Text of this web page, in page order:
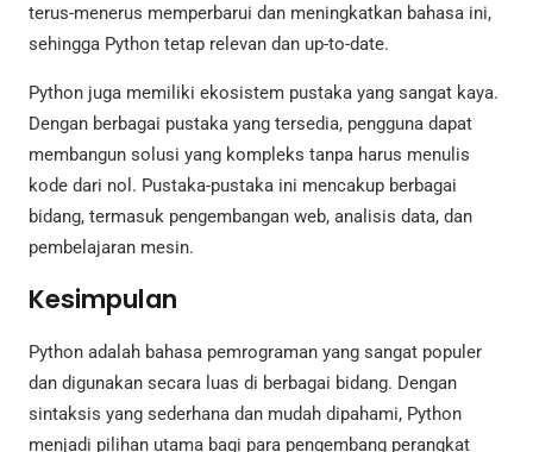
terus-menerus memperbarui dan meningkatkan bahasa ini,
sehingga Python tetap relevan dan up-to-date.
Python juga memiliki ekosistem pustaka yang sangat kaya.
Dengan berbagai pustaka yang tersedia, pengguna dapat
membangun solusi yang kompleks tanpa harus menulis
kode dari nol. Pustaka-pustaka ini mencakup berbagai
bidang, termasuk pengembangan web, analisis data, dan
pembelajaran mesin.
Kesimpulan
Python adalah bahasa pemrograman yang sangat populer
dan digunakan secara luas di berbagai bidang. Dengan
sintaksis yang sederhana dan mudah dipahami, Python
menjadi pilihan utama bagi para pengembang perangkat